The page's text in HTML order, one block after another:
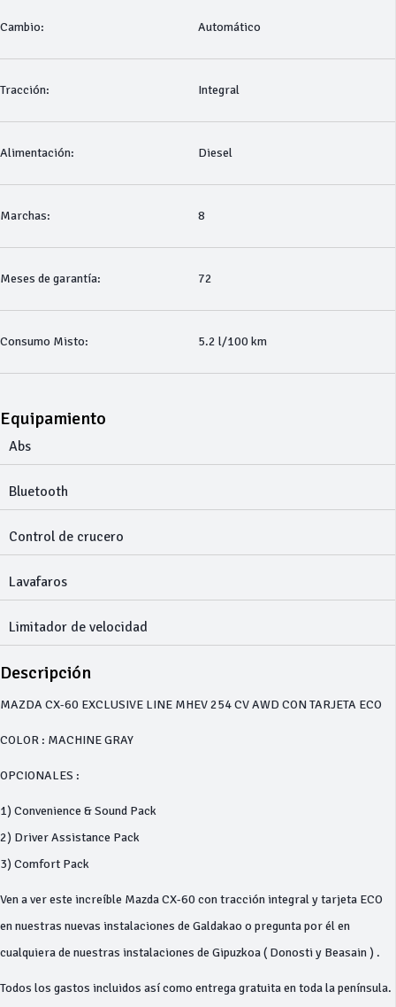
Cambio: Automático
Tracción: Integral
Alimentación: Diesel
Marchas: 8
Meses de garantía: 72
Consumo Misto: 5.2 l/100 km
Equipamiento
Abs
Bluetooth
Control de crucero
Lavafaros
Limitador de velocidad
Descripción
MAZDA CX-60 EXCLUSIVE LINE MHEV 254 CV AWD CON TARJETA ECO
COLOR : MACHINE GRAY
OPCIONALES :
1) Convenience & Sound Pack
2) Driver Assistance Pack
3) Comfort Pack
Ven a ver este increíble Mazda CX-60 con tracción integral y tarjeta ECO
en nuestras nuevas instalaciones de Galdakao o pregunta por él en
cualquiera de nuestras instalaciones de Gipuzkoa ( Donosti y Beasain ) .
Todos los gastos incluidos así como entrega gratuita en toda la península.